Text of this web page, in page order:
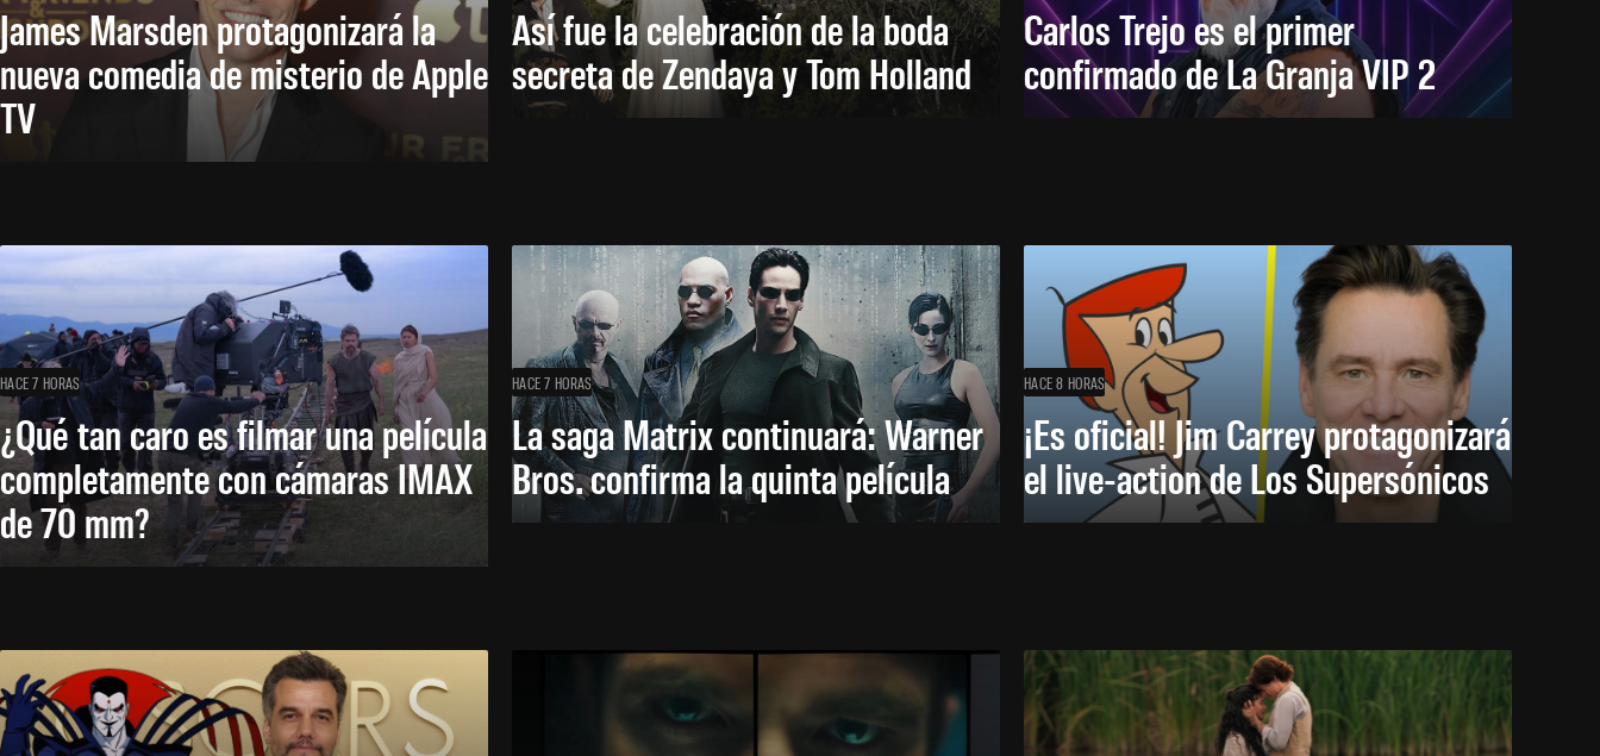
James Marsden protagonizará la
nueva comedia de misterio de Apple
TV
Así fue la celebración de la boda
secreta de Zendaya y Tom Holland
Carlos Trejo es el primer
confirmado de La Granja VIP 2
HACE 7 HORAS
¿Qué tan caro es filmar una película
completamente con cámaras IMAX
de 70 mm?
HACE 7 HORAS
La saga Matrix continuará: Warner
Bros. confirma la quinta película
HACE 8 HORAS
¡Es oficial! Jim Carrey protagonizará
el live-action de Los Supersónicos